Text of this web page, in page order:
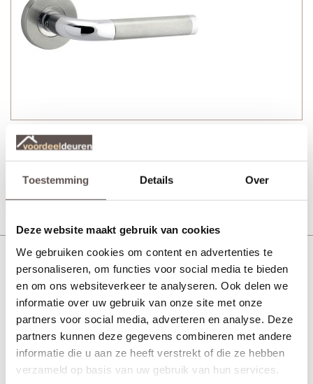
Toestemming Details Over
Deze website maakt gebruik van cookies
We gebruiken cookies om content en advertenties te
personaliseren, om functies voor social media te bieden
en om ons websiteverkeer te analyseren. Ook delen we
informatie over uw gebruik van onze site met onze
partners voor social media, adverteren en analyse. Deze
partners kunnen deze gegevens combineren met andere
informatie die u aan ze heeft verstrekt of die ze hebben
verzameld op basis van uw gebruik van hun services.
Veralux Brecia deurkruk bestaat uit:
+ Twee RVS deurkrukken op rond rozet met veer
Productinformatie
Veralux Brecia sleutelrozet RVS